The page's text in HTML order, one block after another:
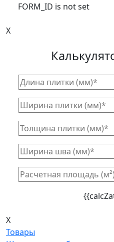
FORM_ID is not set
X
X
Товары